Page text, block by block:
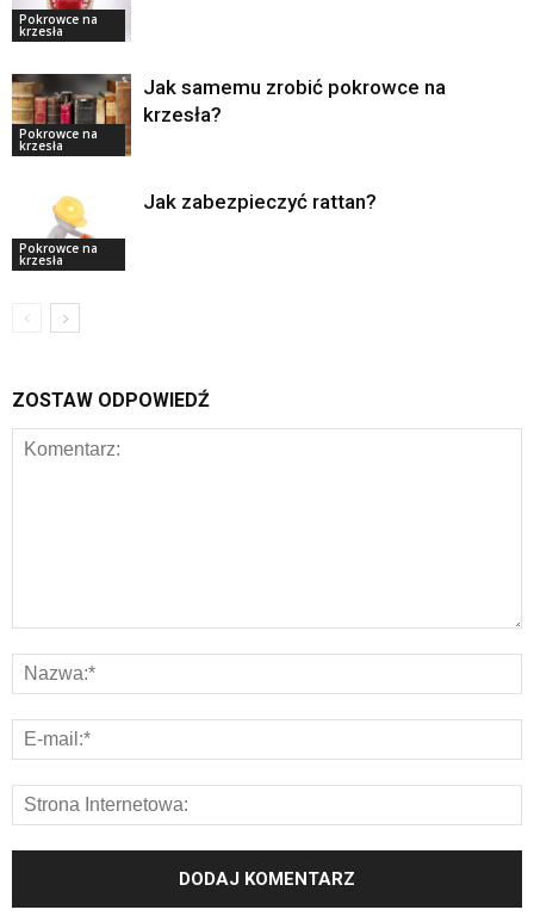
Pokrowce na
krzesła
Pokrowce na
krzesła
Jak samemu zrobić pokrowce na
krzesła?
Pokrowce na
krzesła
Jak zabezpieczyć rattan?
ZOSTAW ODPOWIEDŹ